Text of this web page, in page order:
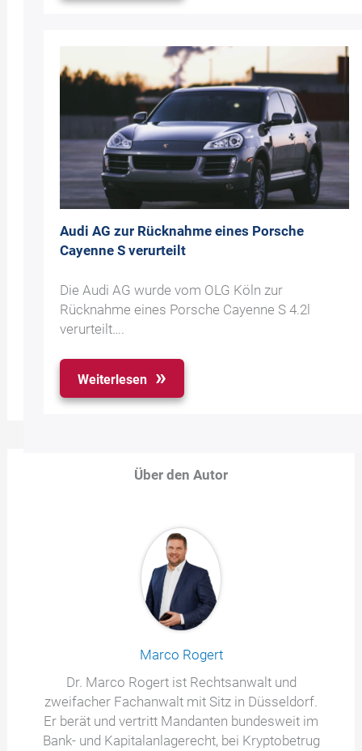
Audi AG zur Rücknahme eines Porsche
Cayenne S verurteilt
Die Audi AG wurde vom OLG Köln zur
Rücknahme eines Porsche Cayenne S 4.2l
verurteilt….
Weiterlesen
Über den Autor
Marco Rogert
Dr. Marco Rogert ist Rechtsanwalt und
zweifacher Fachanwalt mit Sitz in Düsseldorf.
Er berät und vertritt Mandanten bundesweit im
Bank- und Kapitalanlagerecht, bei Kryptobetrug